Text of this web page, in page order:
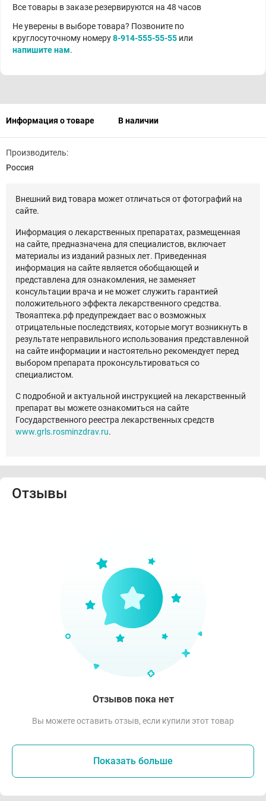
Все товары в заказе резервируются на 48 часов
Не уверены в выборе товара? Позвоните по
круглосуточному номеру8-914-555-55-55 или
напишите нам.
Информация о товаре В наличии
Производитель:
Россия
Внешний вид товара может отличаться от фотографий на
сайте.
Информация о лекарственных препаратах, размещенная
на сайте, предназначена для специалистов, включает
материалы из изданий разных лет. Приведенная
информация на сайте является обобщающей и
представлена для ознакомления, не заменяет
консультации врача и не может служить гарантией
положительного эффекта лекарственного средства.
Твояаптека.рф предупреждает вас о возможных
отрицательные последствиях, которые могут возникнуть в
результате неправильного использования представленной
на сайте информации и настоятельно рекомендует перед
выбором препарата проконсультироваться со
специалистом.
С подробной и актуальной инструкцией на лекарственный
препарат вы можете ознакомиться на сайте
Государственного реестра лекарственных средств
www.grls.rosminzdrav.ru.
Отзывы
Отзывов пока нет
Вы можете оставить отзыв, если купили этот товар
Показать больше